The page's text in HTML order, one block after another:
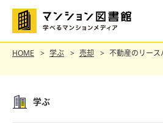
HOME 学ぶ 売却 不動産のリー
学ぶ